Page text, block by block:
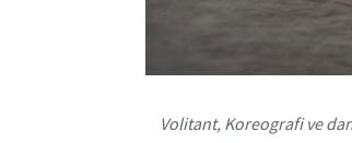
Volitant, Koreografi ve